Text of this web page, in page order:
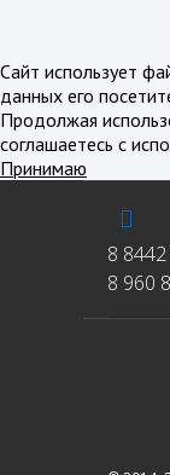
8
8 960
Сайт использует
данных его
Продолжая
соглашаетесь с
Принимаю